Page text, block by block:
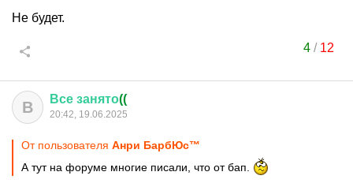
Не будет.
4 / 12
В Все занято((
20:42, 19.06.2025
От пользователя Анри БарбЮс™
А тут на форуме многие писали, что от бап.